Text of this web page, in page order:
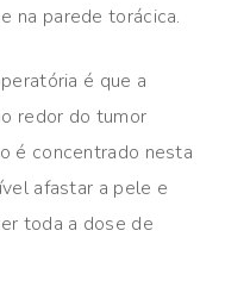
na parede torácica.
é que a
redor do tumor
é concentrado nesta
afastar a pele e
toda a dose de